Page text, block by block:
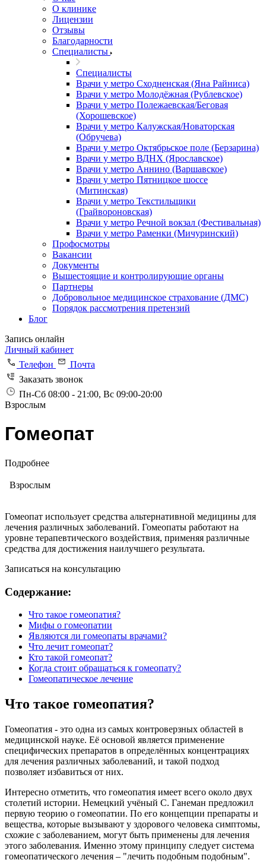
О клинике
Лицензии
Отзывы
Благодарности
Специалисты
Специалисты
Врачи у метро Сходненская (Яна Райниса)
Врачи у метро Молодёжная (Рублевское)
Врачи у метро Полежаевская/Беговая
(Хорошевское)
Врачи у метро Калужская/Новаторская
(Обручева)
Врачи у метро Октябрьское поле (Берзарина)
Врачи у метро ВДНХ (Ярославское)
Врачи у метро Аннино (Варшавское)
Врачи у метро Пятницкое шоссе
(Митинская)
Врачи у метро Текстильщики
(Грайвороновская)
Врачи у метро Речной вокзал (Фестивальная)
Врачи у метро Раменки (Мичуринский)
Профосмотры
Вакансии
Документы
Вышестоящие и контролирующие органы
Партнеры
Добровольное медицинское страхование (ДМС)
Порядок рассмотрения претензий
Блог
Запись онлайн
Личный кабинет
Телефон
Почта
Заказать звонок
Пн-Сб 08:00 - 21:00, Вс 09:00-20:00
Взрослым
Гомеопат
Подробнее
Взрослым
Гомеопат использует средства альтернативной медицины для
лечения различных заболеваний. Гомеопаты работают на
уровне терапевтического воздействия, применяя различные
средства для достижения наилучшего результата.
Записаться на консультацию
Содержание:
Что такое гомеопатия?
Мифы о гомеопатии
Являются ли гомеопаты врачами?
Что лечит гомеопат?
Кто такой гомеопат?
Когда стоит обращаться к гомеопату?
Гомеопатическое лечение
Что такое гомеопатия?
Гомеопатия - это одна из самых контроверзных областей в
медицинской науке. Её основой является применение
специфических препаратов в определённых концентрациях
для лечения различных заболеваний, и такой подход
позволяет избавиться от них.
Интересно отметить, что гомеопатия имеет всего около двух
столетий истории. Немецкий учёный С. Ганеман предложил
первую теорию о гомеопатии. По его концепции препараты и
вещества, которые вызывают у здорового человека симптомы,
схожие с заболеванием, могут быть применены для лечения
этого заболевания. Именно этому принципу следует система
гомеопатического лечения – "лечить подобным подобным".